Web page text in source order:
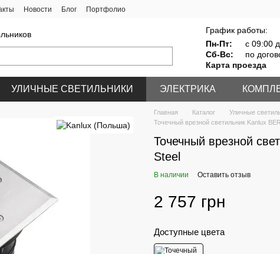
Новости Блог Портфолио
График работы:
Пн-Пт:
с 09:00
Сб-Вс:
по
Карта проезда
УЛИЧНЫЕ СВЕТИЛЬНИКИ ЭЛЕКТРИКА
Главная Каталог Уличные
Точечный врезной светильник Kanlux
Точечный врезной
Steel
В наличии Оставить отзыв
2 757 грн
Доступные цвета